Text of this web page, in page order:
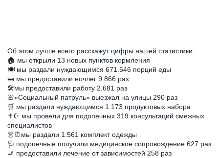
Об этом лучше всего расскажут цифры нашей статистики:
🏠 мы открыли 13 новых пунктов кормления
🍽️ мы раздали нуждающимся 671.546 порций еды
🛌 мы предоставили ночлег 9.866 раз
🛠️мы предоставили работу 2.681 раз
🚨»Социальный патруль» выезжал на улицы 290 раз
🛒 мы раздали нуждающимся 1.173 продуктовых набора
✝️☪️ мы провели для подопечных 319 консультаций смежных
специалистов
👗👖мы раздали 1.561 комплект одежды
🩺 подопечные получили медицинское сопровождение 627 раз
🚬 предоставили лечение от зависимостей 258 раз